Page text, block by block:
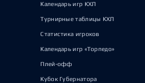
Календарь игр КХЛ
Турнирные таблицы КХЛ
Статистика игроков
Календарь игр «Торпедо»
Плей-офф
Кубок Губернатора